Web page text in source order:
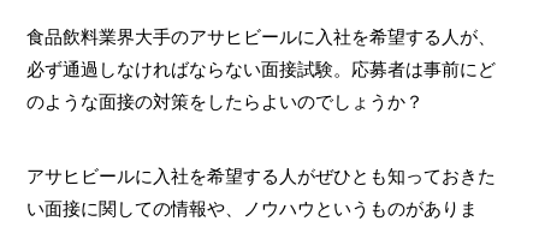
食品飲料業界大手のアサヒビールに入社を希望する人が、
必ず通過しなければならない面接試験。応募者は事前にど
のような面接の対策をしたらよいのでしょうか？
アサヒビールに入社を希望する人がぜひとも知っておきた
い面接に関しての情報や、ノウハウというものがありま